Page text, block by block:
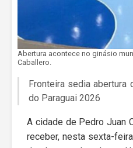
Abertura acontece no ginásio
Caballero.
Fronteira sedia
do Paraguai 2026
A cidade de Pedro Juan
receber, nesta sexta-